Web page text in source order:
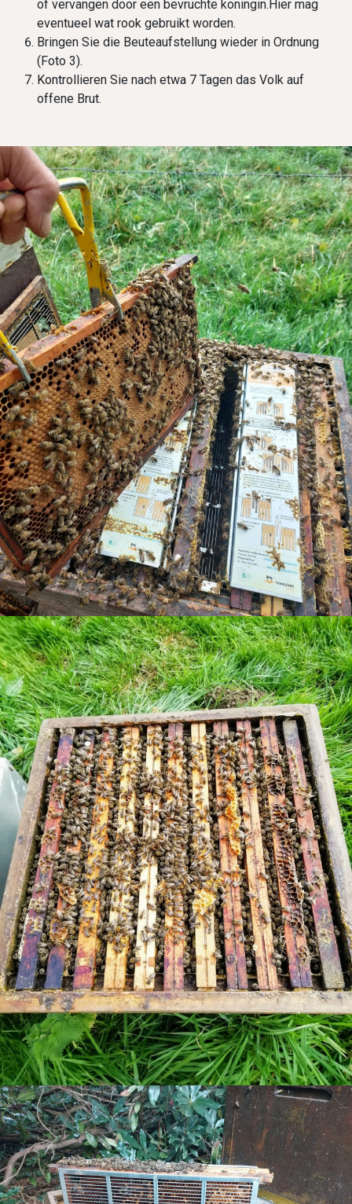
of vervangen door een bevruchte koningin.Hier mag
eventueel wat rook gebruikt worden.
Bringen Sie die Beuteaufstellung wieder in Ordnung
(Foto 3).
Kontrollieren Sie nach etwa 7 Tagen das Volk auf
offene Brut.​